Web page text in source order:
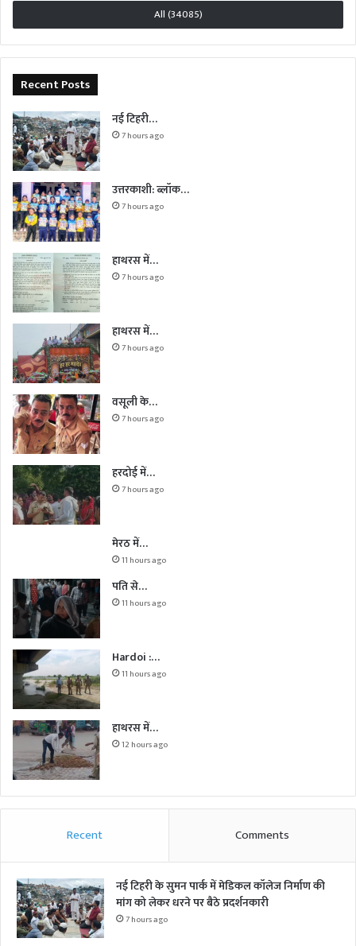
All (34085)
Recent Posts
नई टिहरी…
7 hours ago
उत्तरकाशी: ब्लॉक…
7 hours ago
हाथरस में…
7 hours ago
हाथरस में…
7 hours ago
वसूली के…
7 hours ago
हरदोई में…
7 hours ago
मेरठ में…
11 hours ago
पति से…
11 hours ago
Hardoi :…
11 hours ago
हाथरस में…
12 hours ago
Recent Comments
नई टिहरी के सुमन पार्क में मेडिकल कॉलेज निर्माण की
मांग को लेकर धरने पर बैठे प्रदर्शनकारी
7 hours ago